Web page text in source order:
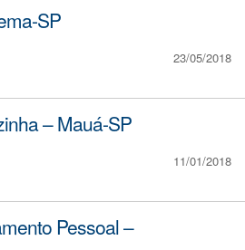
SP
23/05/2018
– Mauá-SP
11/01/2018
Pessoal –